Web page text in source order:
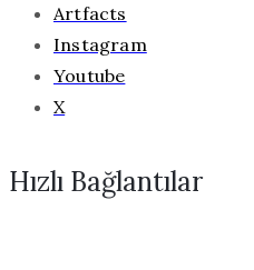
Artfacts
Instagram
Youtube
X
Hızlı Bağlantılar